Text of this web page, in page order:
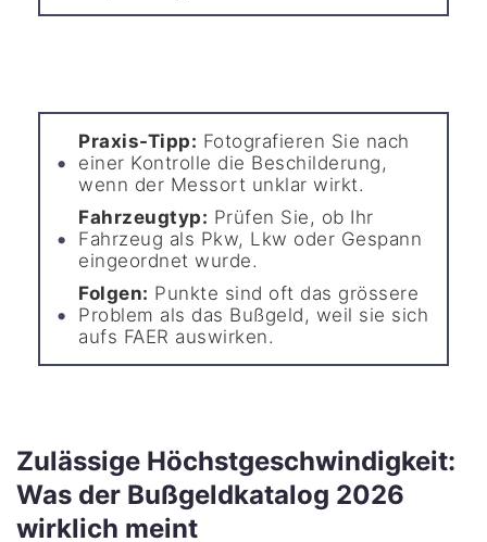
Praxis-Tipp: Fotografieren Sie nach
einer Kontrolle die Beschilderung,
wenn der Messort unklar wirkt.
Fahrzeugtyp: Prüfen Sie, ob Ihr
Fahrzeug als Pkw, Lkw oder Gespann
eingeordnet wurde.
Folgen: Punkte sind oft das grössere
Problem als das Bußgeld, weil sie sich
aufs FAER auswirken.
Zulässige Höchstgeschwindigkeit:
Was der Bußgeldkatalog 2026
wirklich meint